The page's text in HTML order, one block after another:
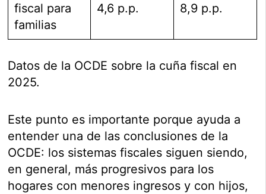
fiscal para
familias
4,6 p.p. 8,9 p.p.
Datos de la OCDE sobre la cuña fiscal en
2025.
Este punto es importante porque ayuda a
entender una de las conclusiones de la
OCDE: los sistemas fiscales siguen siendo,
en general, más progresivos para los
hogares con menores ingresos y con hijos,